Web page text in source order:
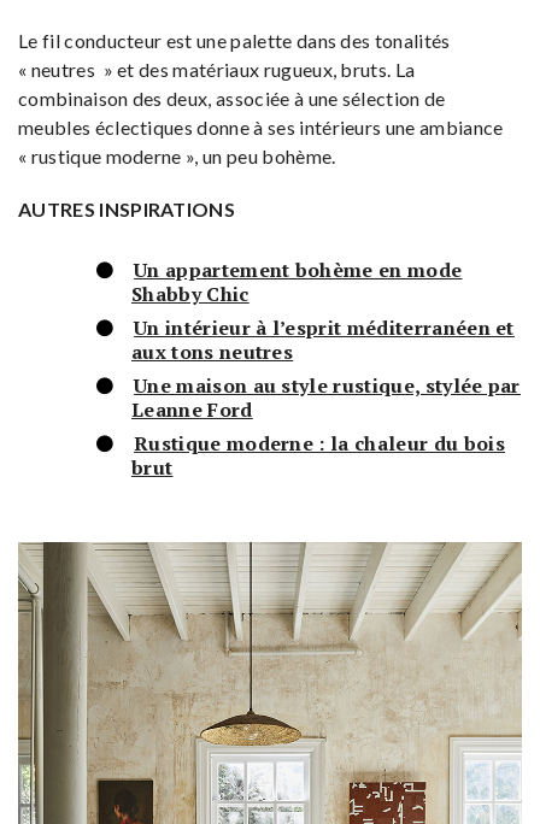
Le fil conducteur est une palette dans des tonalités
« neutres » et des matériaux rugueux, bruts. La
combinaison des deux, associée à une sélection de
meubles éclectiques donne à ses intérieurs une ambiance
« rustique moderne », un peu bohème.
AUTRES INSPIRATIONS
Un appartement bohème en mode
Shabby Chic
Un intérieur à l’esprit méditerranéen et
aux tons neutres
Une maison au style rustique, stylée par
Leanne Ford
Rustique moderne : la chaleur du bois
brut